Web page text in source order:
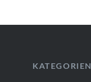
KATEGORIEN